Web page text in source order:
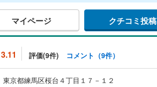
マイページ クチコミ投稿
3.11 評価(9件) コメント（9件）
東京都練馬区桜台４丁目１７－１２